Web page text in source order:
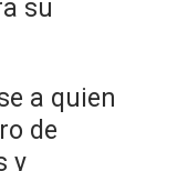
su
a quien
de
y